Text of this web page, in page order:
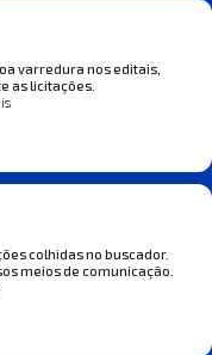
varredura nos editais,
as licitações.
colhidas no buscador.
meios de comunicação.